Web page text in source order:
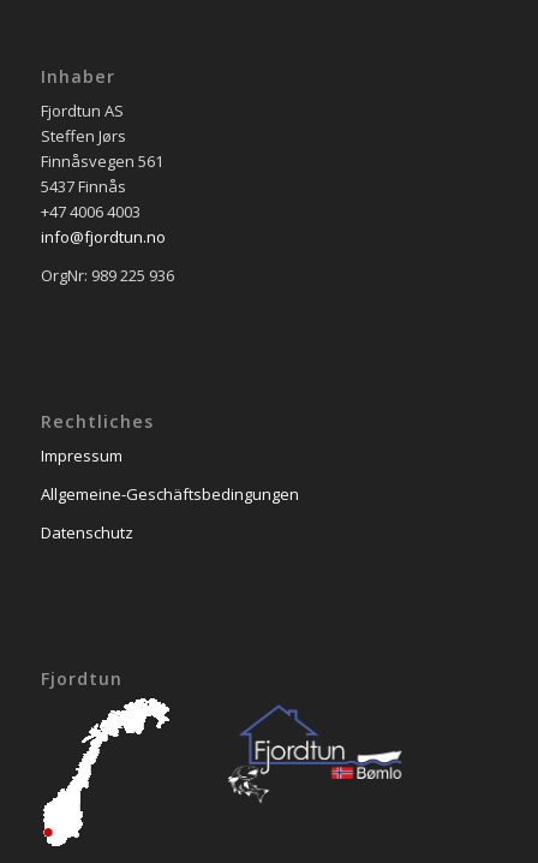
Inhaber
Fjordtun AS
Steffen Jørs
Finnåsvegen 561
5437 Finnås
+47 4006 4003
info@fjordtun.no
OrgNr: 989 225 936
Rechtliches
Impressum
Allgemeine-Geschäftsbedingungen
Datenschutz
Fjordtun